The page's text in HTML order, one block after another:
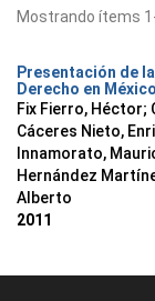
Mostrando ítems
Presentación de
Derecho en México
Fix Fierro, Héctor;
Cáceres Nieto,
Innamorato,
Hernández
Alberto
2011